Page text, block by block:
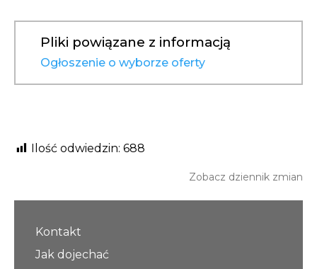
Remonty budynków
Zamówienia publiczne
Pliki powiązane z informacją
Ogłoszenie o wyborze oferty
Ilość odwiedzin: 688
Zobacz dziennik zmian
Kontakt
Jak dojechać